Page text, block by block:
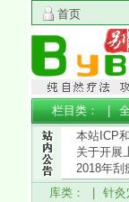
首页
栏目类： |
本站ICP
关于开展
2018年刮
库类： | 针灸